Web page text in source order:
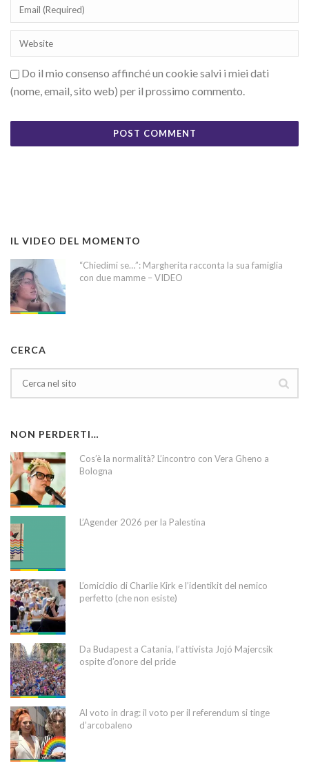
Do il mio consenso affinché un cookie salvi i miei dati
(nome, email, sito web) per il prossimo commento.
IL VIDEO DEL MOMENTO
“Chiedimi se…”: Margherita racconta la sua famiglia
con due mamme – VIDEO
CERCA
NON PERDERTI…
Cos’è la normalità? L’incontro con Vera Gheno a
Bologna
L’Agender 2026 per la Palestina
L’omicidio di Charlie Kirk e l’identikit del nemico
perfetto (che non esiste)
Da Budapest a Catania, l’attivista Jojó Majercsik
ospite d’onore del pride
Al voto in drag: il voto per il referendum si tinge
d’arcobaleno